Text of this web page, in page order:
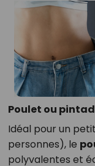
Poulet ou
Idéal pour un
personnes), le
polyvalentes et